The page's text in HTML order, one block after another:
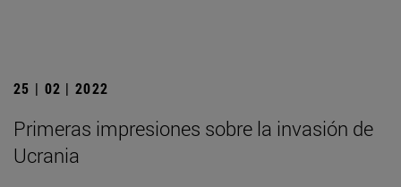
25 | 02 | 2022
Primeras impresiones sobre la invasión de
Ucrania